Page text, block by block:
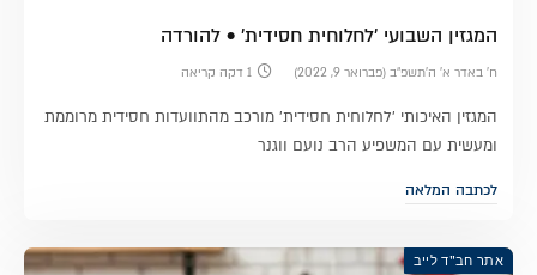
המגזין השבועי 'לחלוחית חסידית' • להורדה
ח׳ באדר א׳ ה׳תשפ״ב (פברואר 9, 2022) 1 דקה קריאה
המגזין האיכותי 'לחלוחית חסידית' מורכב מהתוועדות חסידית מרוממת
ומעשית עם המשפיע הרב נועם ווגנר
לכתבה המלאה
אתר חב"ד לייב